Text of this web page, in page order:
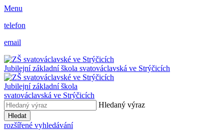
Menu
telefon
email
Jubilejní základní škola svatováclavská ve Strýčicích
Jubilejní základní škola
svatováclavská ve Strýčicích
Hledaný výraz
Hledat
rozšířené vyhledávání